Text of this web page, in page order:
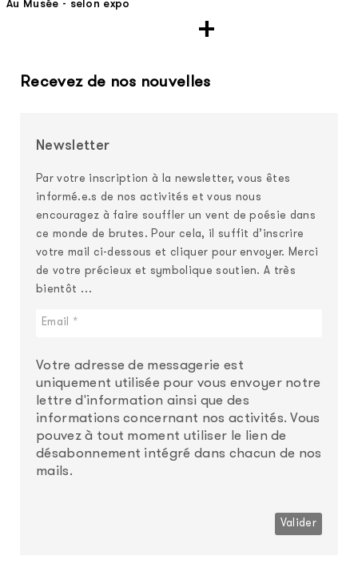
Au Musée - selon expo
Recevez de nos nouvelles
Newsletter
Par votre inscription à la newsletter, vous êtes
informé.e.s de nos activités et vous nous
encouragez à faire souffler un vent de poésie dans
ce monde de brutes. Pour cela, il suffit d’inscrire
votre mail ci-dessous et cliquer pour envoyer. Merci
de votre précieux et symbolique soutien. A très
bientôt …
Votre adresse de messagerie est
uniquement utilisée pour vous envoyer notre
lettre d'information ainsi que des
informations concernant nos activités. Vous
pouvez à tout moment utiliser le lien de
désabonnement intégré dans chacun de nos
mails.